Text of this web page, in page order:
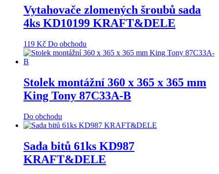
Vytahovače zlomených šroubů sada
4ks KD10199 KRAFT&DELE
119 Kč Do obchodu
Stolek montážní 360 x 365 x 365 mm
King Tony 87C33A-B
Do obchodu
Sada bitů 61ks KD987
KRAFT&DELE